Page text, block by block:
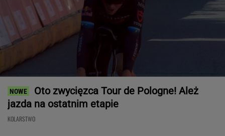
Oto zwycięzca Tour de Pologne! Ależ
jazda na ostatnim etapie
KOLARSTWO